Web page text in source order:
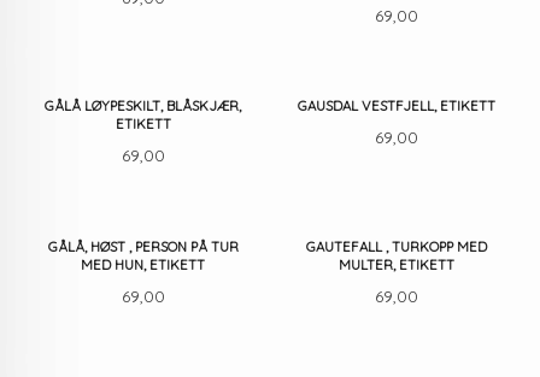
Pris
69,00
GÅLÅ LØYPESKILT, BLÅSKJÆR,
ETIKETT
Pris
69,00
GAUSDAL VESTFJELL, ETIKETT
Pris
69,00
GÅLÅ, HØST , PERSON PÅ TUR
MED HUN, ETIKETT
Pris
69,00
GAUTEFALL , TURKOPP MED
MULTER, ETIKETT
Pris
69,00